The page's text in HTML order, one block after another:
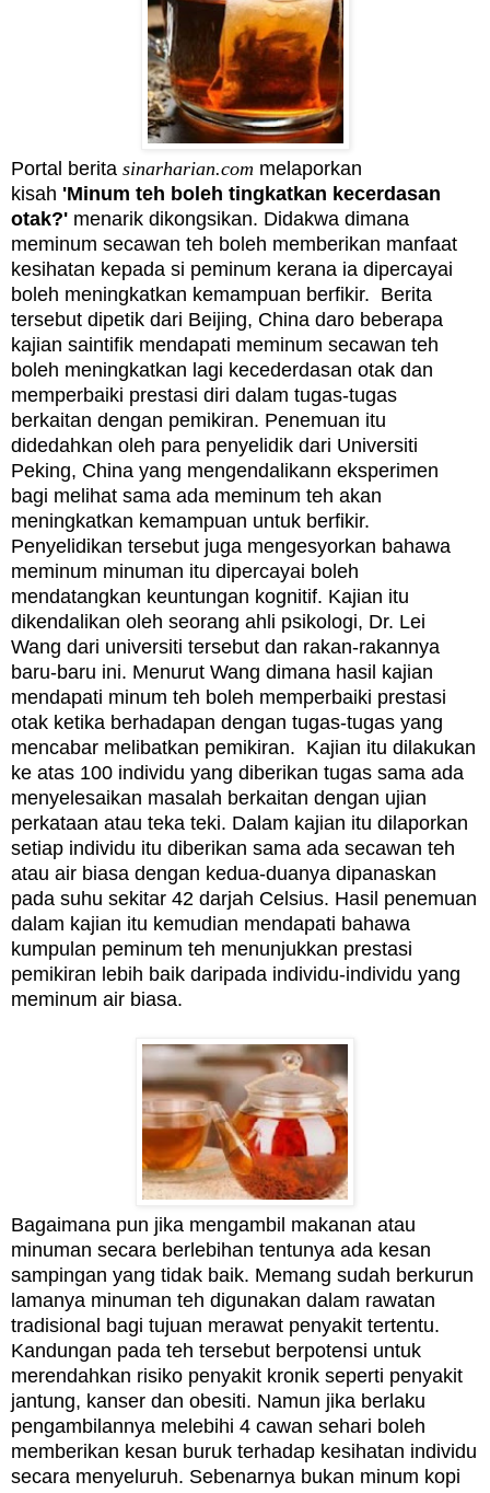
Portal berita sinarharian.com melaporkan
kisah 'Minum teh boleh tingkatkan kecerdasan
otak?' menarik dikongsikan. Didakwa dimana
meminum secawan teh boleh memberikan manfaat
kesihatan kepada si peminum kerana ia dipercayai
boleh meningkatkan kemampuan berfikir. Berita
tersebut dipetik dari Beijing, China daro beberapa
kajian saintifik mendapati meminum secawan teh
boleh meningkatkan lagi kecederdasan otak dan
memperbaiki prestasi diri dalam tugas-tugas
berkaitan dengan pemikiran. Penemuan itu
didedahkan oleh para penyelidik dari Universiti
Peking, China yang mengendalikann eksperimen
bagi melihat sama ada meminum teh akan
meningkatkan kemampuan untuk berfikir.
Penyelidikan tersebut juga mengesyorkan bahawa
meminum minuman itu dipercayai boleh
mendatangkan keuntungan kognitif. Kajian itu
dikendalikan oleh seorang ahli psikologi, Dr. Lei
Wang dari universiti tersebut dan rakan-rakannya
baru-baru ini. Menurut Wang dimana hasil kajian
mendapati minum teh boleh memperbaiki prestasi
otak ketika berhadapan dengan tugas-tugas yang
mencabar melibatkan pemikiran. Kajian itu dilakukan
ke atas 100 individu yang diberikan tugas sama ada
menyelesaikan masalah berkaitan dengan ujian
perkataan atau teka teki. Dalam kajian itu dilaporkan
setiap individu itu diberikan sama ada secawan teh
atau air biasa dengan kedua-duanya dipanaskan
pada suhu sekitar 42 darjah Celsius. Hasil penemuan
dalam kajian itu kemudian mendapati bahawa
kumpulan peminum teh menunjukkan prestasi
pemikiran lebih baik daripada individu-individu yang
meminum air biasa.
Bagaimana pun jika mengambil makanan atau
minuman secara berlebihan tentunya ada kesan
sampingan yang tidak baik. Memang sudah berkurun
lamanya minuman teh digunakan dalam rawatan
tradisional bagi tujuan merawat penyakit tertentu.
Kandungan pada teh tersebut berpotensi untuk
merendahkan risiko penyakit kronik seperti penyakit
jantung, kanser dan obesiti. Namun jika berlaku
pengambilannya melebihi 4 cawan sehari boleh
memberikan kesan buruk terhadap kesihatan individu
secara menyeluruh. Sebenarnya bukan minum kopi